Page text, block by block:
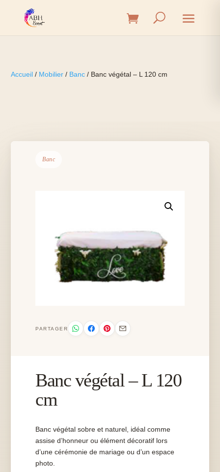
Accueil / Mobilier / Banc / Banc végétal – L 120 cm
Banc
PARTAGER
Banc végétal – L 120
cm
Banc végétal sobre et naturel, idéal comme
assise d’honneur ou élément décoratif lors
d’une cérémonie de mariage ou d’un espace
photo.